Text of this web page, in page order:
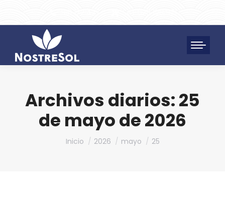
Archivos diarios:25
de mayo de 2026
Estás aquí:
Inicio 2026 mayo 25